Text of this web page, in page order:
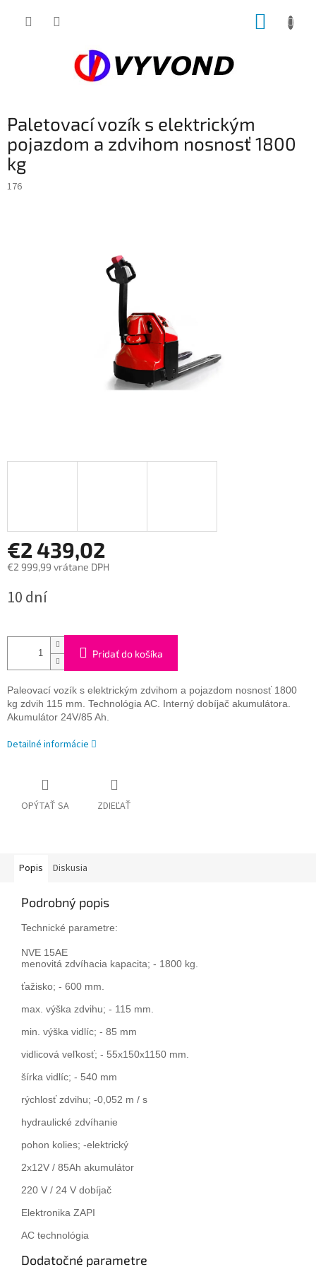
Paletovací vozík s elektrickým
pojazdom a zdvihom nosnosť 1800
kg
176
€2 439,02
€2 999,99 vrátane DPH
cena:
10 dní
Pridať do košíka
Paleovací vozík s elektrickým zdvihom a pojazdom nosnosť 1800
kg zdvih 115 mm. Technológia AC. Interný dobíjač akumulátora.
Akumulátor 24V/85 Ah.
Detailné informácie
OPÝTAŤ SA ZDIEĽAŤ
Popis Diskusia
Podrobný popis
Technické parametre:
NVE 15AE
menovitá zdvíhacia kapacita; - 1800 kg.
ťažisko; - 600 mm.
max. výška zdvihu; - 115 mm.
min. výška vidlíc; - 85 mm
vidlicová veľkosť; - 55x150x1150 mm.
šírka vidlíc; - 540 mm
rýchlosť zdvihu; -0,052 m / s
hydraulické zdvíhanie
pohon kolies; -elektrický
2x12V / 85Ah akumulátor
220 V / 24 V dobíjač
Elektronika ZAPI
AC technológia
Dodatočné parametre